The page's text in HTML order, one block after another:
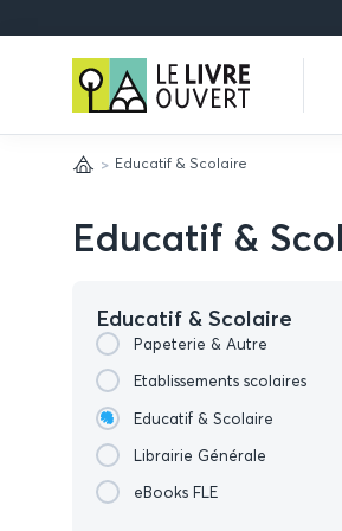
Le
Livre
Ouvert
Home Educatif & Scolaire
Educatif &
Educatif & Scolaire
Papeterie & Autre
Etablissements scolaires
Educatif & Scolaire
Librairie Générale
eBooks FLE